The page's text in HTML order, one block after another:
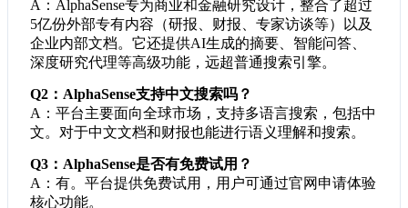
A：AlphaSense专为商业和金融研究设计，整合了超过
5亿份外部专有内容（研报、财报、专家访谈等）以及
企业内部文档。它还提供AI生成的摘要、智能问答、
深度研究代理等高级功能，远超普通搜索引擎。
Q2：AlphaSense支持中文搜索吗？
A：平台主要面向全球市场，支持多语言搜索，包括中
文。对于中文文档和财报也能进行语义理解和搜索。
Q3：AlphaSense是否有免费试用？
A：有。平台提供免费试用，用户可通过官网申请体验
核心功能。